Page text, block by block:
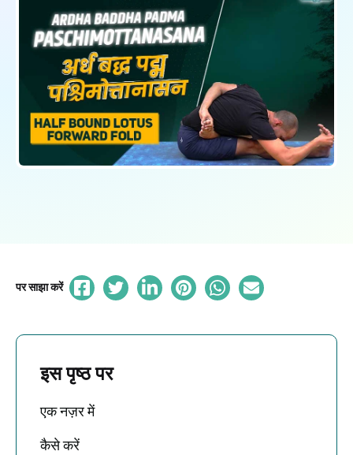
पर साझा करें
इस पृष्ठ पर
एक नज़र में
कैसे करें